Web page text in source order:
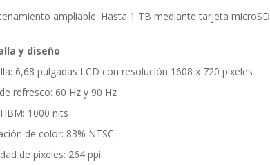
ampliable: Hasta 1 TB mediante tarjeta microSD
y diseño
6,68 pulgadas LCD con resolución 1608 x 720 píxeles
refresco: 60 Hz y 90 Hz
1000 nits
de color: 83% NTSC
de píxeles: 264 ppi